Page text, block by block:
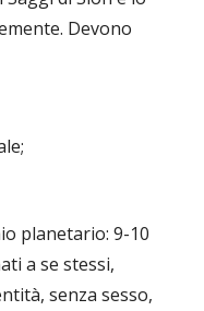
Devono
planetario: 9-10
a se stessi,
senza sesso,